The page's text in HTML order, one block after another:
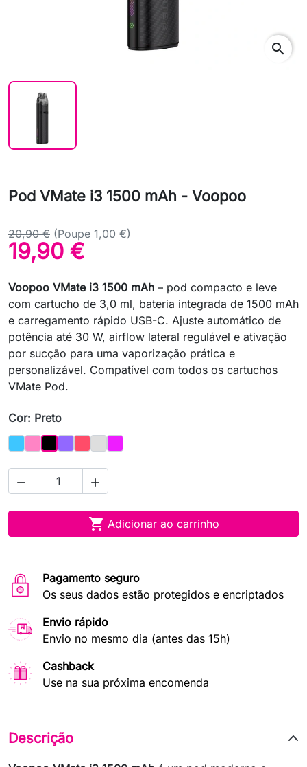
search
Pod VMate i3 1500 mAh - Voopoo
20,90 € (Poupe 1,00 €)
19,90 €
Voopoo VMate i3 1500 mAh – pod compacto e leve
com cartucho de 3,0 ml, bateria integrada de 1500 mAh
e carregamento rápido USB-C. Ajuste automático de
potência até 30 W, airflow lateral regulável e ativação
por sucção para uma vaporização prática e
personalizável. Compatível com todos os cartuchos
VMate Pod.
Cor: Preto
AzulRosaPretoRoxoVermelho
PrataNeon
 
 Adicionar ao carrinho
Pagamento seguro
Os seus dados estão protegidos e encriptados
Envio rápido
Envio no mesmo dia (antes das 15h)
Cashback
Use na sua próxima encomenda
Descrição